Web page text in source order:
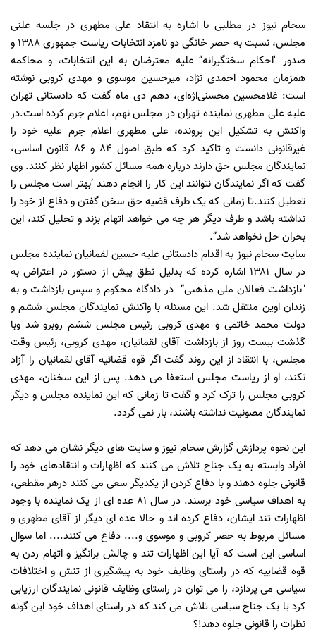
سحام نیوز در مطلبی با اشاره به انتقاد علی مطهری در جلسه علنی
مجلس، نسبت به حصر خانگی دو نامزد انتخابات ریاست جمهوری ۱۳۸۸ و
صدور "احکام سختگیرانه” علیه معترضان به این انتخابات، و محاکمه
همزمان محمود احمدی نژاد، میرحسین موسوی و مهدی کروبی نوشته
است: غلامحسین محسنی‌اژه‌ای، دهم دی ماه گفت که دادستانی تهران
علیه علی مطهری نماینده تهران در مجلس نهم، اعلام جرم کرده است.در
واکنش به تشکیل این پرونده، علی مطهری اعلام جرم علیه خود را
غیرقانونی دانست و تاکید کرد که طبق اصول ۸۴ و ۸۶ قانون اساسی،
نمایندگان مجلس حق دارند درباره همه مسائل کشور اظهار نظر کنند. وی
گفت که اگر نمایندگان نتوانند این کار را انجام دهند ‘بهتر است مجلس را
تعطیل کنند.تا زمانی که یک طرف قضیه حق سخن گفتن و دفاع از خود را
نداشته باشد و طرف دیگر هر چه می خواهد اتهام بزند و تحلیل کند، این
بحران حل نخواهد شد”.
سایت سحام نیوز به اقدام دادستانی علیه حسین لقمانیان نماینده مجلس
در سال ۱۳۸۱ اشاره کرده که بدلیل نطق پیش از دستور در اعتراض به
"بازداشت فعالان ملی مذهبی” در دادگاه محکوم و سپس بازداشت و به
زندان اوین منتقل شد. این مسئله با واکنش نمایندگان مجلس ششم و
دولت محمد خاتمی و مهدی کروبی رئیس مجلس ششم روبرو شد وبا
گذشت بیست روز از بازداشت آقای لقمانیان، مهدی کروبی، رئیس وقت
مجلس، با انتقاد از این روند گفت اگر قوه قضائیه آقای لقمانیان را آزاد
نکند، او از ریاست مجلس استعفا می دهد. پس از این سخنان، مهدی
کروبی مجلس را ترک کرد و گفت تا زمانی که این نماینده مجلس و دیگر
نمایندگان مصونیت نداشته باشند، باز نمی گردد.
این نحوه پردازش گزارش سحام نیوز و سایت های دیگر نشان می دهد که
افراد وابسته به یک جناح تلاش می کنند که اظهارات و انتقادهای خود را
قانونی جلوه دهند و با دفاع کردن از یکدیگر سعی می کنند درهر مقطعی،
به اهداف سیاسی خود برسند. در سال 81 عده ای از یک نماینده با وجود
اظهارات تند ایشان، دفاع کرده اند و حالا عده ای دیگر از آقای مطهری و
مسائل مربوط به حصر کروبی و موسوی و.... دفاع می کنند.... اما سوال
اساسی این است که آیا این اظهارات تند و چالش برانگیز و اتهام زدن به
قوه قضاییه که در راستای وظایف خود به پیشگیری از تنش و اختلافات
سیاسی می پردازد، را می توان در راستای وظایف قانونی نمایندگان ارزیابی
کرد یا یک جناح سیاسی تلاش می کند که در راستای اهداف خود این گونه
نظرات را قانونی جلوه دهد!؟